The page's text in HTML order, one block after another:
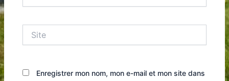
Enregistrer mon nom, mon e-mail et mon site dans